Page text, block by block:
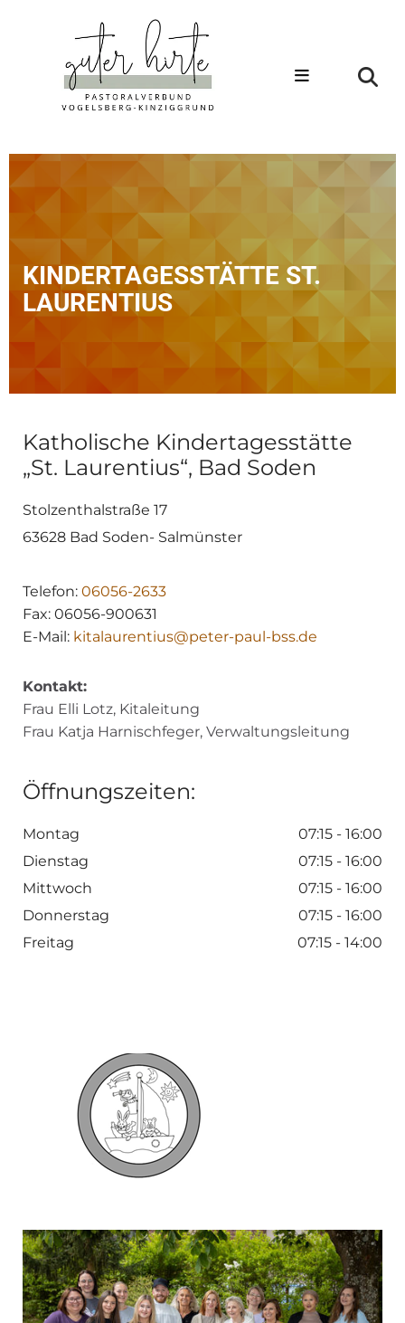
KINDERTAGESSTÄTTE ST.
LAURENTIUS
Katholische Kindertagesstätte
„St. Laurentius“, Bad Soden
Stolzenthalstraße 17
63628 Bad Soden- Salmünster
Telefon: 06056-2633
Fax: 06056-900631
E-Mail: kitalaurentius@peter-paul-bss.de
Kontakt:
Frau Elli Lotz, Kitaleitung
Frau Katja Harnischfeger, Verwaltungsleitung
Öffnungszeiten:
Montag
07:15 - 16:00
Dienstag
07:15 - 16:00
Mittwoch
07:15 - 16:00
Donnerstag
07:15 - 16:00
Freitag
07:15 - 14:00